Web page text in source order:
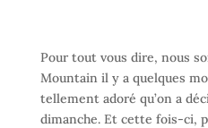
Pour tout vous dire, nous
Mountain il y a quelques
tellement adoré qu’on a
dimanche. Et cette fois-ci,